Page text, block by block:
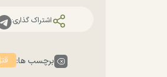
اشتراک گذاری:
برچسب ها: